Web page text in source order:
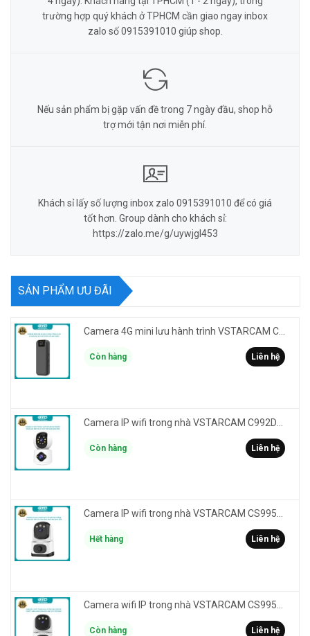
trường hợp quý khách ở TPHCM cần giao ngay inbox
zalo số 0915391010 giúp shop.
Nếu sản phẩm bị gặp vấn đề trong 7 ngày đầu, shop hỗ
trợ mới tận nơi miễn phí.
Khách sỉ lấy số lượng inbox zalo 0915391010 để có giá
tốt hơn. Group dành cho khách sỉ:
https://zalo.me/g/uywjgl453
SẢN PHẨM ƯU ĐÃI
Còn hàng Liên hệ
Còn hàng Liên hệ
Camera IP wifi trong nhà VSTARCAM CS995M phân giải 2MP HD led trợ sáng - cảnh báo khói, gas, cháy
Hết hàng Liên hệ
Còn hàng Liên hệ